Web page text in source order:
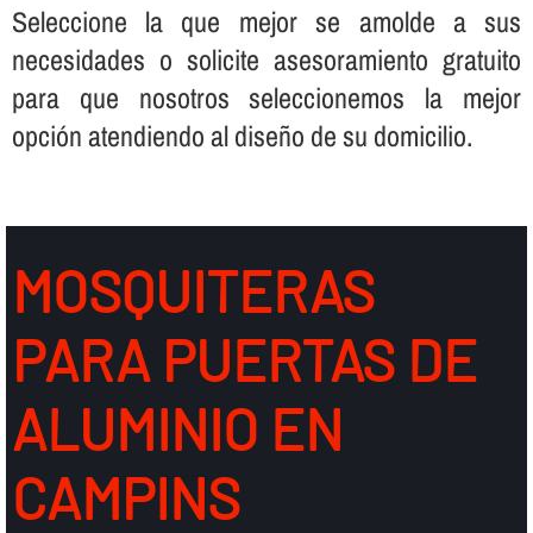
Seleccione la que mejor se amolde a sus
necesidades o solicite asesoramiento gratuito
para que nosotros seleccionemos la mejor
opción atendiendo al diseño de su domicilio.
MOSQUITERAS
PARA PUERTAS DE
ALUMINIO EN
CAMPINS